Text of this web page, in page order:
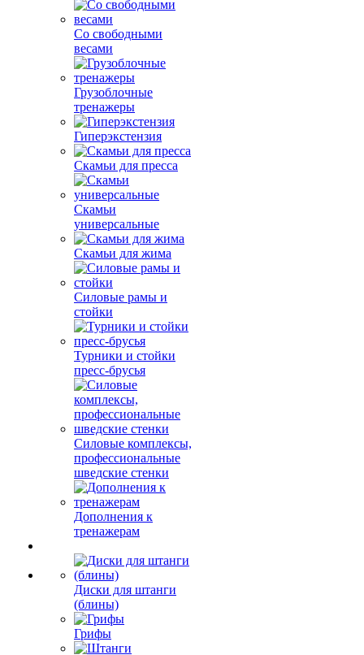
Со свободными
весами
Грузоблочные
тренажеры
Гиперэкстензия
Скамьи для пресса
Скамьи
универсальные
Скамьи для жима
Силовые рамы и
стойки
Турники и стойки
пресс-брусья
Силовые комплексы,
профессиональные
шведские стенки
Дополнения к
тренажерам
Диски для штанги
(блины)
Грифы